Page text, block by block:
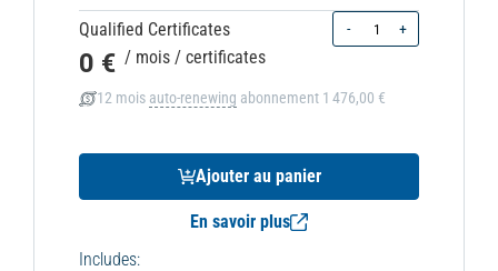
Qualified Certificates - +
0 € / mois / certificates
12 mois auto-renewing abonnement 1 476,00 €
Ajouter au panier
En savoir plus
Includes: